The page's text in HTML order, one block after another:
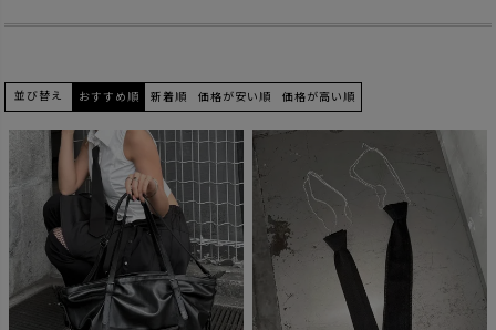
〜
在庫なし商品
表示する 表示しない
検索
並び替え おすすめ順 新着順 価格が安い順 価格が高い順